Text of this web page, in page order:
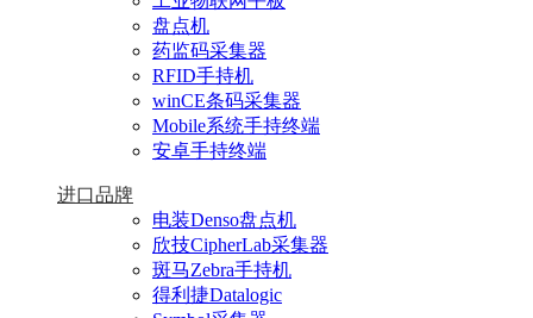
盘点机
药监码采集器
RFID手持机
winCE条码采集器
Mobile系统手持终端
安卓手持终端
进口品牌
电装Denso盘点机
欣技CipherLab采集器
斑马Zebra手持机
得利捷Datalogic